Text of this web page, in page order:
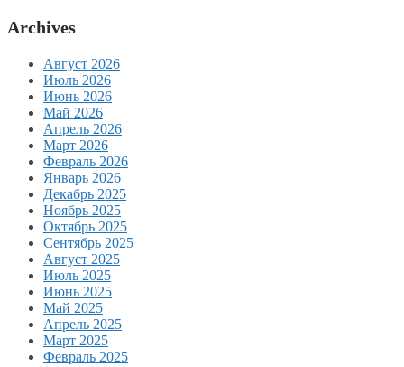
Archives
Август 2026
Июль 2026
Июнь 2026
Май 2026
Апрель 2026
Март 2026
Февраль 2026
Январь 2026
Декабрь 2025
Ноябрь 2025
Октябрь 2025
Сентябрь 2025
Август 2025
Июль 2025
Июнь 2025
Май 2025
Апрель 2025
Март 2025
Февраль 2025